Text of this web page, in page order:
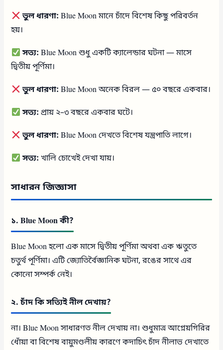
ভুল ধারণা: Blue Moon মানে চাঁদে বিশেষ কিছু পরিবর্তন
হয়।
সত্য: Blue Moon শুধু একটি ক্যালেন্ডার ঘটনা — মাসে
দ্বিতীয় পূর্ণিমা।
ভুল ধারণা: Blue Moon অনেক বিরল — ৫০ বছরে একবার।
সত্য: প্রায় ২–৩ বছরে একবার ঘটে।
ভুল ধারণা: Blue Moon দেখতে বিশেষ যন্ত্রপাতি লাগে।
সত্য: খালি চোখেই দেখা যায়।
সাধারন জিজ্ঞাসা
১. Blue Moon কী?
Blue Moon হলো এক মাসে দ্বিতীয় পূর্ণিমা অথবা এক ঋতুতে
চতুর্থ পূর্ণিমা। এটি জ্যোতির্বৈজ্ঞানিক ঘটনা, রঙের সাথে এর
কোনো সম্পর্ক নেই।
২. চাঁদ কি সত্যিই নীল দেখায়?
না। Blue Moon সাধারণত নীল দেখায় না। শুধুমাত্র আগ্নেয়গিরির
ধোঁয়া বা বিশেষ বায়ুমণ্ডলীয় কারণে কদাচিৎ চাঁদ নীলাভ দেখাতে